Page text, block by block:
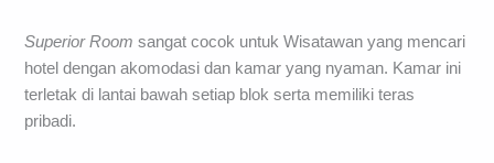
Superior Room sangat cocok untuk Wisatawan yang mencari
hotel dengan akomodasi dan kamar yang nyaman. Kamar ini
terletak di lantai bawah setiap blok serta memiliki teras
pribadi.